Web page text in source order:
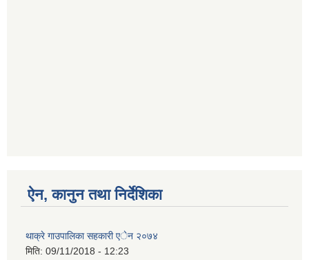
ऐन, कानुन तथा निर्देशिका
थाक्रे गाउपालिका सहकारी एेन २०७४
मिति: 09/11/2018 - 12:23